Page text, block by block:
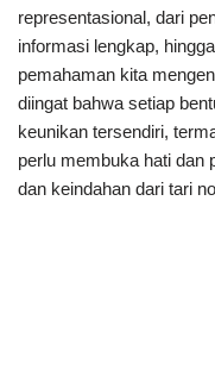
representasional, dari
informasi lengkap,
pemahaman kita
diingat bahwa setiap
keunikan tersendiri,
perlu membuka hati dan
dan keindahan dari tari